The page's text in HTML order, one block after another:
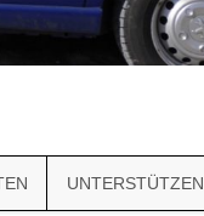
UNTERSTÜTZEN